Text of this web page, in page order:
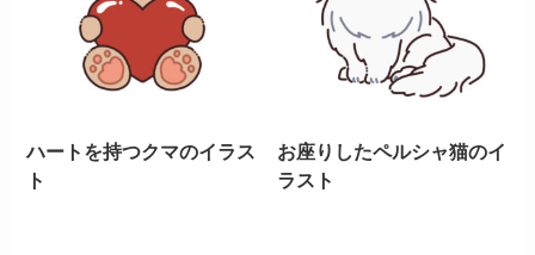
ハートを持つクマのイラス
ト
お座りしたペルシャ猫のイ
ラスト